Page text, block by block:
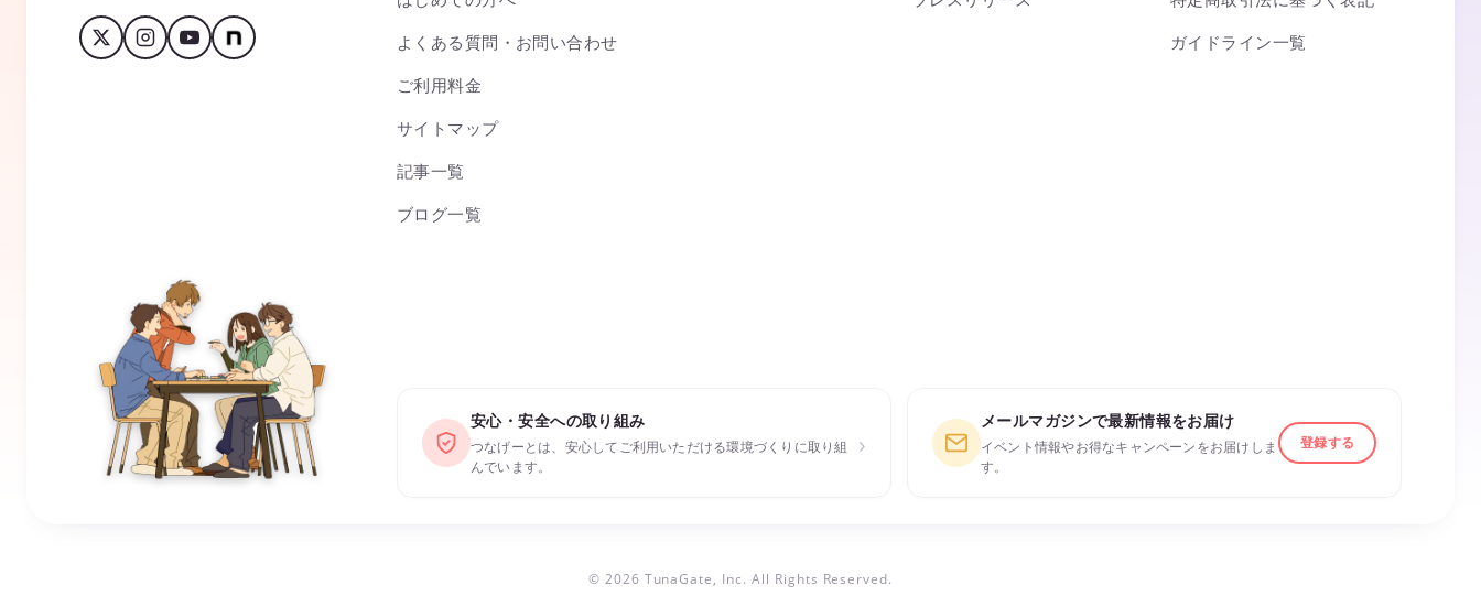
よくある質問・お問い合わせ
ご利用料金
サイトマップ
記事一覧
ブログ一覧
ガイドライン一覧
安心・安全への取り組み
つなげーとは、安心してご利用いただける環境づくりに取り組
んでいます。
›
メールマガジンで最新情報をお届け
イベント情報やお得なキャンペーンをお届けしま
す。
登録する
© 2026 TunaGate, Inc. All Rights Reserved.